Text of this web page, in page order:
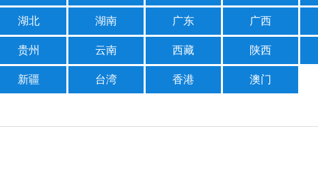
湖北 湖南 广东 广西
贵州 云南 西藏 陕西
新疆 台湾 香港 澳门